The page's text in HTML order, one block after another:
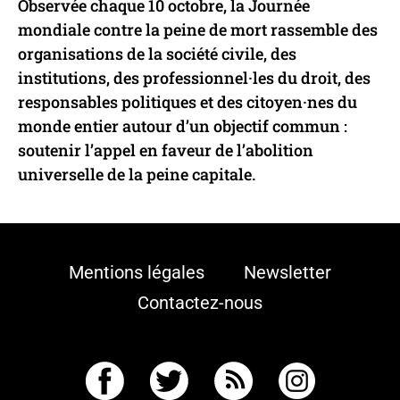
Ethiopie
Non abolitionniste
Statut juridique de la peine de mort
Fidji
Abolitionniste pour tous les crimes
Statut juridique de la peine de mort
Observée chaque 10 octobre, la Journée
mondiale contre la peine de mort rassemble des
organisations de la société civile, des
institutions, des professionnel·les du droit, des
responsables politiques et des citoyen·nes du
monde entier autour d’un objectif commun :
soutenir l’appel en faveur de l’abolition
universelle de la peine capitale.
Mentions légales
Newsletter
Contactez-nous